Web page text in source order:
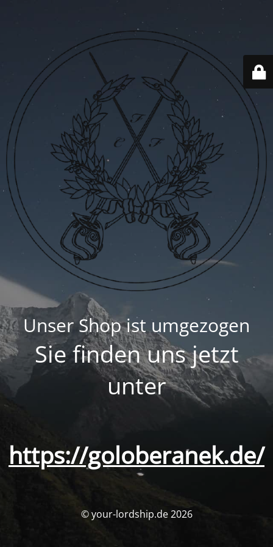
Unser Shop ist umgezogen
Sie finden uns jetzt
unter
https://goloberanek.de/
© your-lordship.de 2026